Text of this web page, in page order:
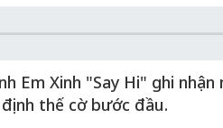
Em Xinh "Say Hi" ghi nhận
thế cờ bước đầu.